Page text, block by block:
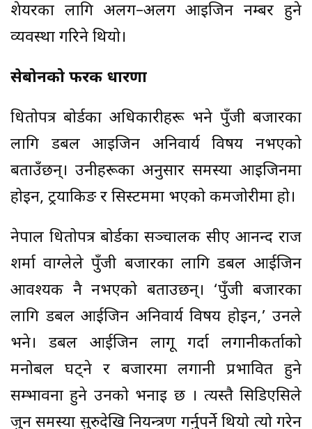
शेयरका लागि अलग–अलग आइजिन नम्बर हुने
व्यवस्था गरिने थियो।
सेबोनको फरक धारणा
धितोपत्र बोर्डका अधिकारीहरू भने पुँजी बजारका
लागि डबल आइजिन अनिवार्य विषय नभएको
बताउँछन्। उनीहरूका अनुसार समस्या आइजिनमा
होइन, ट्रयाकिङ र सिस्टममा भएको कमजोरीमा हो।
नेपाल धितोपत्र बोर्डका सञ्चालक सीए आनन्द राज
शर्मा वाग्लेले पुँजी बजारका लागि डबल आईजिन
आवश्यक नै नभएको बताउछन्। ‘पुँजी बजारका
लागि डबल आईजिन अनिवार्य विषय होइन,’ उनले
भने। डबल आईजिन लागू गर्दा लगानीकर्ताको
मनोबल घट्ने र बजारमा लगानी प्रभावित हुने
सम्भावना हुने उनको भनाइ छ । त्यस्तै सिडिएसिले
जुन समस्या सुरुदेखि नियन्त्रण गर्नुपर्ने थियो त्यो गरेन